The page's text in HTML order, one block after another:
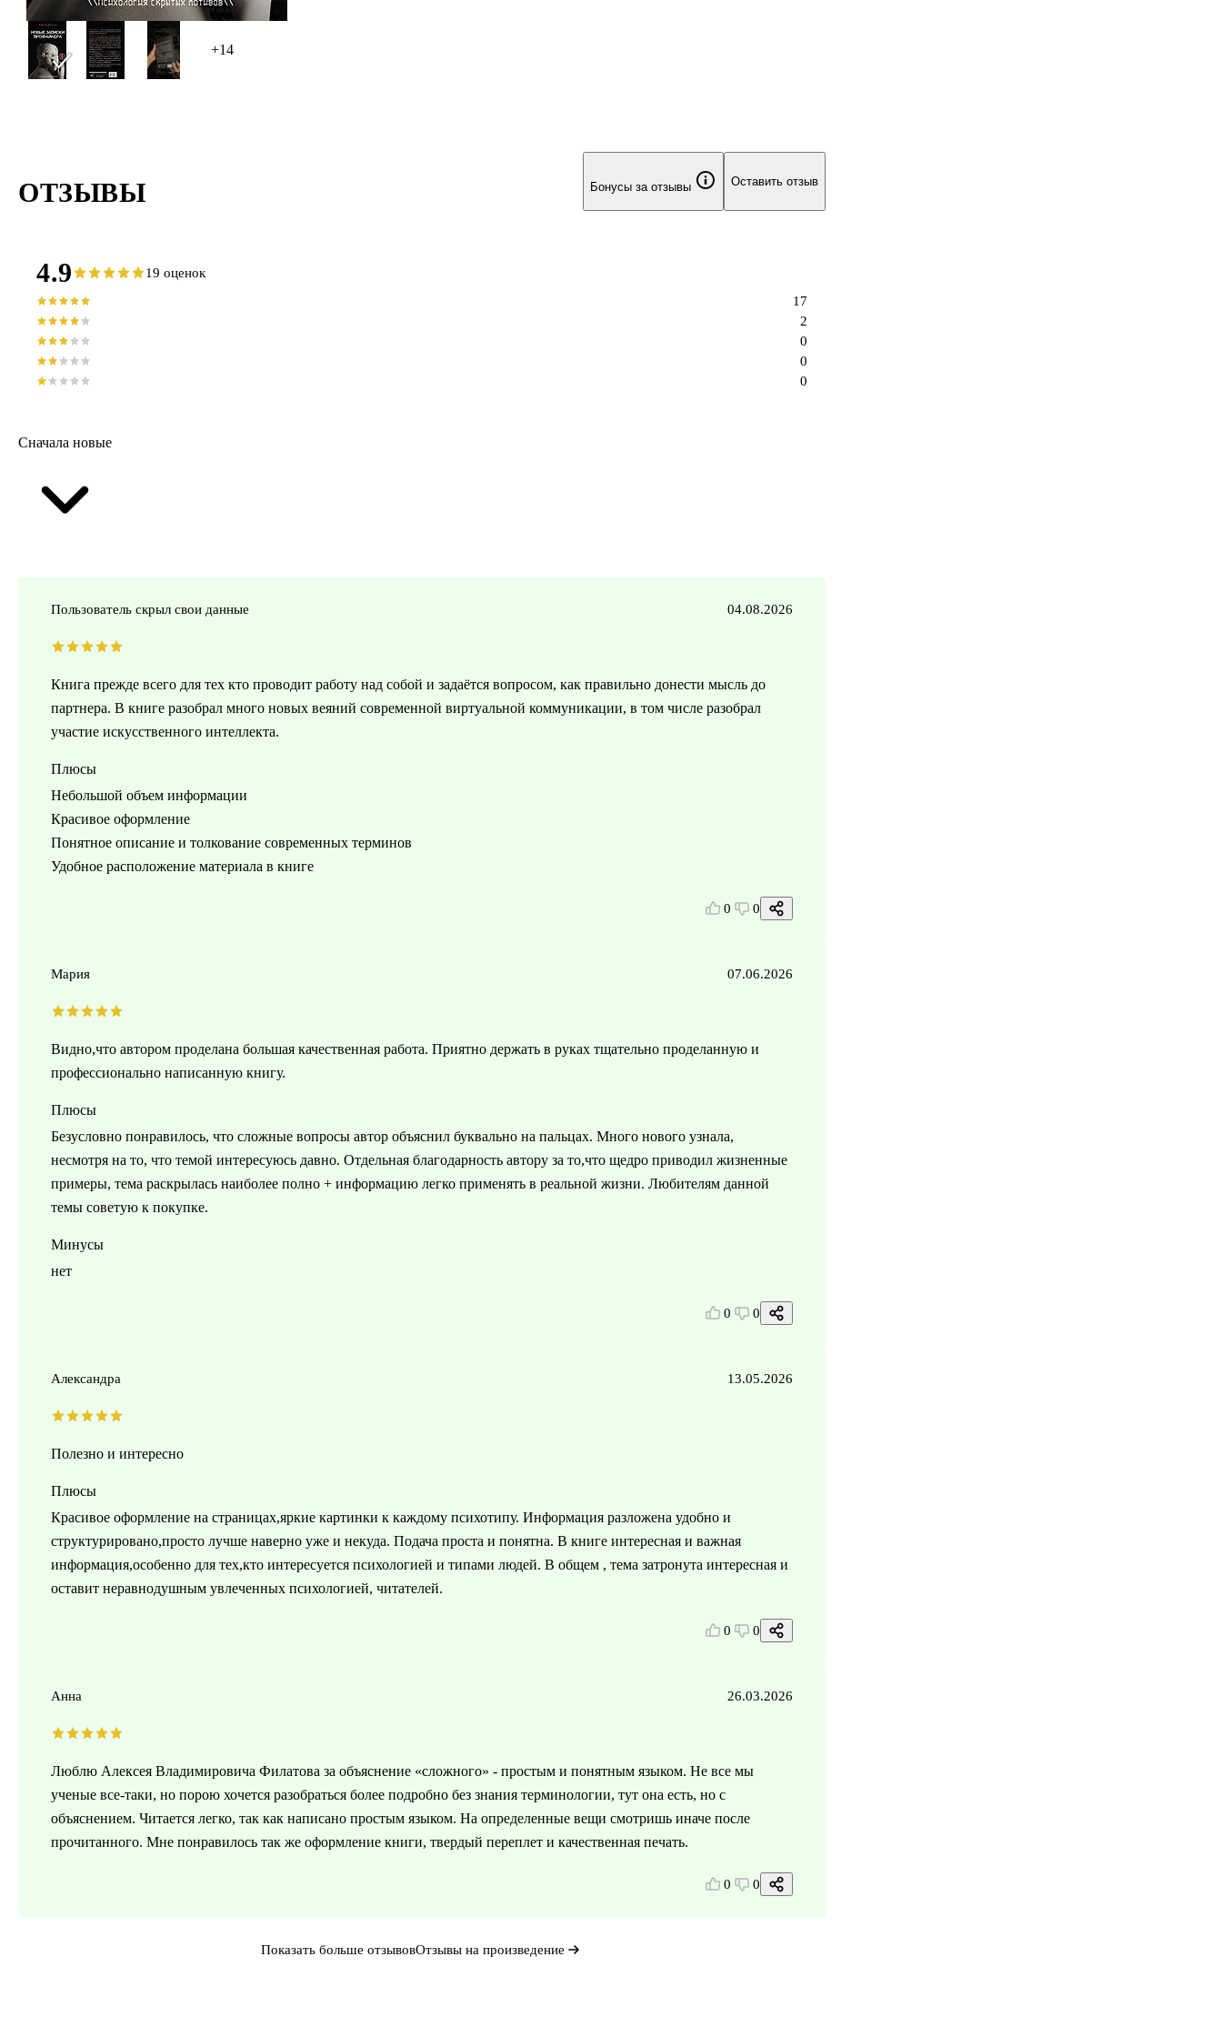
+14
ОТЗЫВЫ Бонусы за отзывы Оставить отзыв
4.9 19 оценок
0
0
0
2
17
Сначала новые
Пользователь скрыл свои данные 04.08.2026
Книга прежде всего для тех кто проводит работу над собой и задаётся вопросом, как правильно донести мысль до
партнера. В книге разобрал много новых веяний современной виртуальной коммуникации, в том числе разобрал
участие искусственного интеллекта.
Плюсы
Небольшой объем информации
Красивое оформление
Понятное описание и толкование современных терминов
Удобное расположение материала в книге
0 0
Мария 07.06.2026
Видно,что автором проделана большая качественная работа. Приятно держать в руках тщательно проделанную и
профессионально написанную книгу.
Плюсы
Безусловно понравилось, что сложные вопросы автор объяснил буквально на пальцах. Много нового узнала,
несмотря на то, что темой интересуюсь давно. Отдельная благодарность автору за то,что щедро приводил жизненные
примеры, тема раскрылась наиболее полно + информацию легко применять в реальной жизни. Любителям данной
темы советую к покупке.
Минусы
нет
0 0
Александра 13.05.2026
Полезно и интересно
Плюсы
Красивое оформление на страницах,яркие картинки к каждому психотипу. Информация разложена удобно и
структурировано,просто лучше наверно уже и некуда. Подача проста и понятна. В книге интересная и важная
информация,особенно для тех,кто интересуется психологией и типами людей. В общем , тема затронута интересная и
оставит неравнодушным увлеченных психологией, читателей.
0 0
Анна 26.03.2026
Люблю Алексея Владимировича Филатова за объяснение «сложного» - простым и понятным языком. Не все мы
ученые все-таки, но порою хочется разобраться более подробно без знания терминологии, тут она есть, но с
объяснением. Читается легко, так как написано простым языком. На определенные вещи смотришь иначе после
прочитанного. Мне понравилось так же оформление книги, твердый переплет и качественная печать.
0 0
Показать больше отзывовОтзывы на произведение